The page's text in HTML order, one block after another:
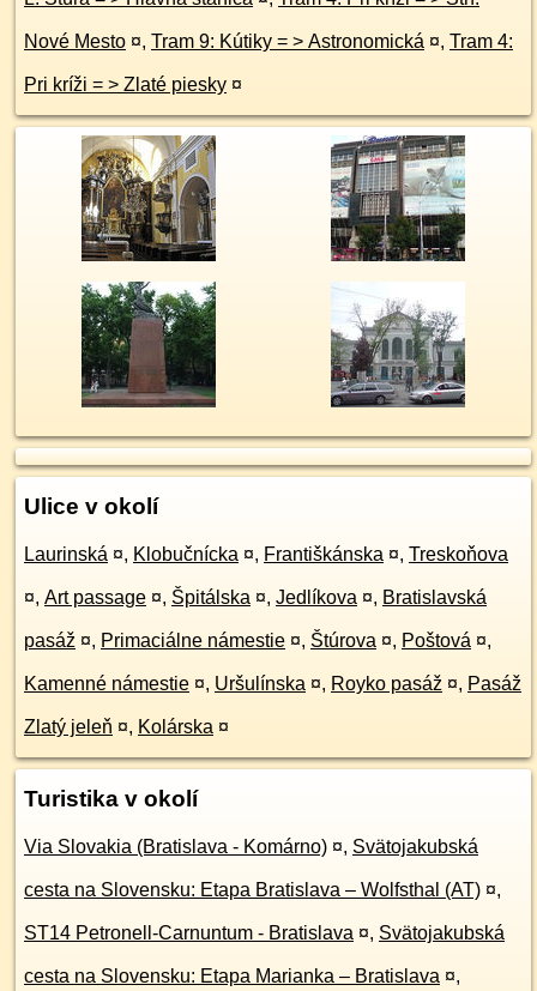
Nové Mesto ¤, Tram 9: Kútiky = > Astronomická ¤, Tram 4:
Pri kríži = > Zlaté piesky ¤
Ulice v okolí
Laurinská ¤, Klobučnícka ¤, Františkánska ¤, Treskoňova
¤, Art passage ¤, Špitálska ¤, Jedlíkova ¤, Bratislavská
pasáž ¤, Primaciálne námestie ¤, Štúrova ¤, Poštová ¤,
Kamenné námestie ¤, Uršulínska ¤, Royko pasáž ¤, Pasáž
Zlatý jeleň ¤, Kolárska ¤
Turistika v okolí
Via Slovakia (Bratislava - Komárno) ¤, Svätojakubská
cesta na Slovensku: Etapa Bratislava – Wolfsthal (AT) ¤,
ST14 Petronell-Carnuntum - Bratislava ¤, Svätojakubská
cesta na Slovensku: Etapa Marianka – Bratislava ¤,